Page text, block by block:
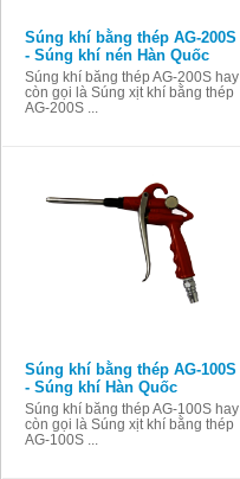
Súng khí bằng thép AG-200S
- Súng khí nén Hàn Quốc
Súng khí bằng thép AG-200S hay
còn gọi là Súng xịt khí bằng thép
AG-200S ...
Súng khí bằng thép AG-100S
- Súng khí Hàn Quốc
Súng khí bằng thép AG-100S hay
còn gọi là Súng xịt khí bằng thép
AG-100S ...